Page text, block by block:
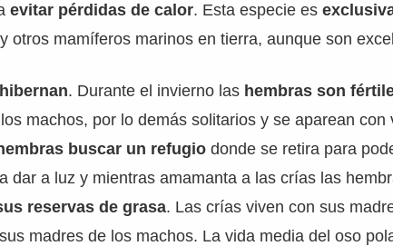
evitar pérdidas de calor. Esta especie es
otros mamíferos marinos en tierra, aunque son
. Durante el invierno las hembras son
machos, por lo demás solitarios y se aparean con
buscar un refugiodonde se retira para
dar a luz y mientras amamanta a las crías las
reservas de grasa. Las crías viven con sus
madres de los machos. La vida media del oso